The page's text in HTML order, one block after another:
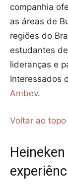
companhia
as áreas de
regiões do
estudantes
lideranças e
Interessados
Ambev.
Voltar ao topo